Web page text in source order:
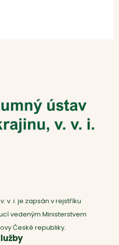
v. i. je zapsán v rejstříku
vedeným Ministerstvem
České republiky.